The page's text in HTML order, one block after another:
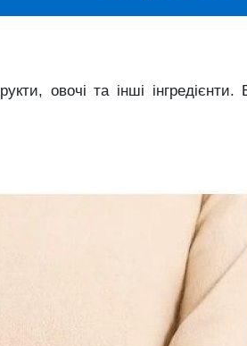
овочі та інші